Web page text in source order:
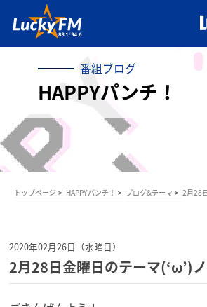
番組ブログ
HAPPYパンチ！
トップページ HAPPYパンチ！ ブログ&テーマ 2月28
2020年02月26日（水曜日）
2月28日金曜日のテーマ(‘ω’)ノ